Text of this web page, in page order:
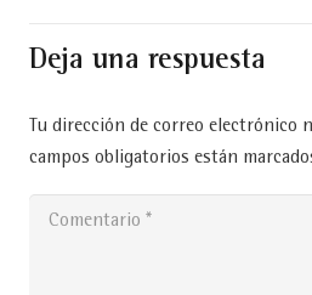
Deja una respuesta
Tu dirección de correo electrónico
campos obligatorios están